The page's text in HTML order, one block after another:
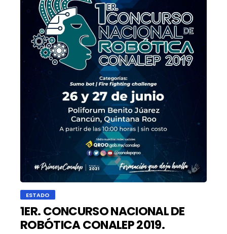
ESTADO
1ER. CONCURSO NACIONAL DE
ROBÓTICA CONALEP 2019.